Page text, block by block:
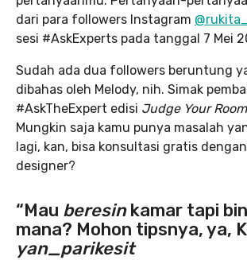
dari para followers Instagram
sesi #AskExperts pada tanggal 7 Mei
Sudah ada dua followers beruntung
dibahas oleh Melody, nih. Simak
#AskTheExpert edisi Judge Your Room
Mungkin saja kamu punya masalah
lagi, kan, bisa konsultasi gratis
designer?
“Mau beresinkamar tapi
mana? Mohon tipsnya, ya,
yan_parikesit